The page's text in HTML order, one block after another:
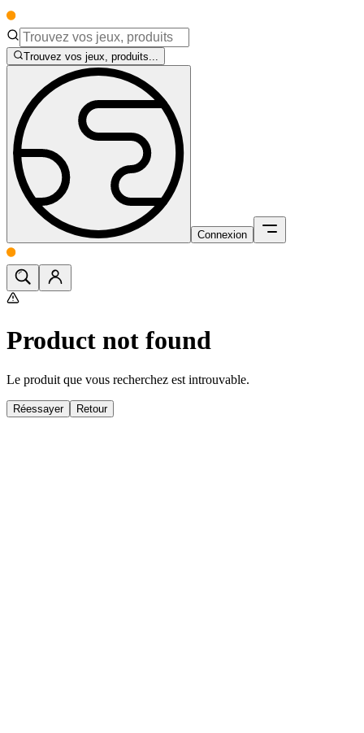
Trouvez vos jeux, produits...
Connexion
Product not found
Le produit que vous recherchez est introuvable.
Réessayer Retour